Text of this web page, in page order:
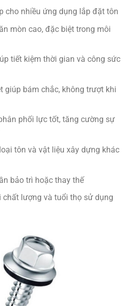
cho nhiều ứng dụng lắp đặt tôn
mòn cao, đặc biệt trong môi
tiết kiệm thời gian và công sức
giúp bám chắc, không trượt khi
phối lực tốt, tăng cường sự
tôn và vật liệu xây dựng khác
bảo trì hoặc thay thế
chất lượng và tuổi thọ sử dụng